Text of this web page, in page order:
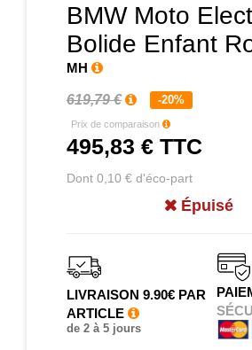
BMW Moto
Bolide Enfant
MH
619,79 € -20%
Prix de comparaison
495,83 € TTC
Dont 0,10 € d'éco-part
Épuisé
LIVRAISON 9.90€ PAR
ARTICLE
de 2 à 5 jours